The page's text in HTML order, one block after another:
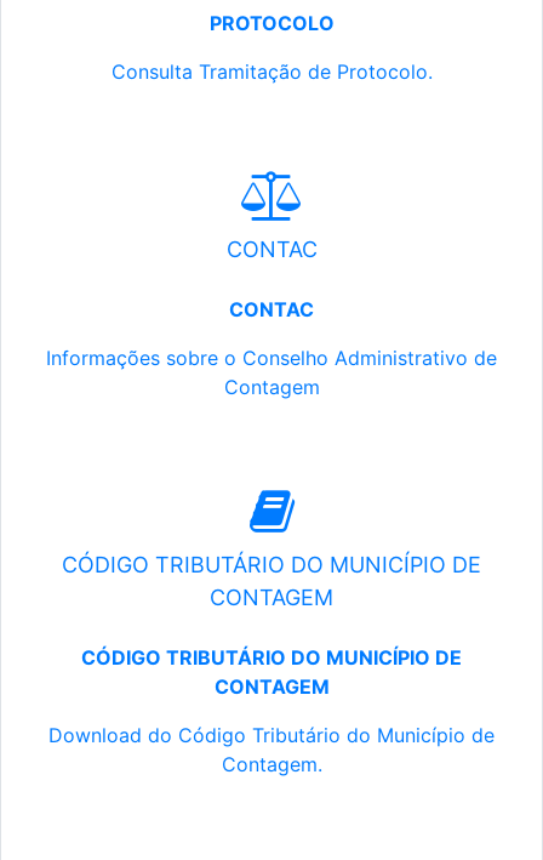
PROTOCOLO
Consulta Tramitação de Protocolo.
CONTAC
CONTAC
Informações sobre o Conselho Administrativo de
Contagem
CÓDIGO TRIBUTÁRIO DO MUNICÍPIO DE
CONTAGEM
CÓDIGO TRIBUTÁRIO DO MUNICÍPIO DE
CONTAGEM
Download do Código Tributário do Município de
Contagem.